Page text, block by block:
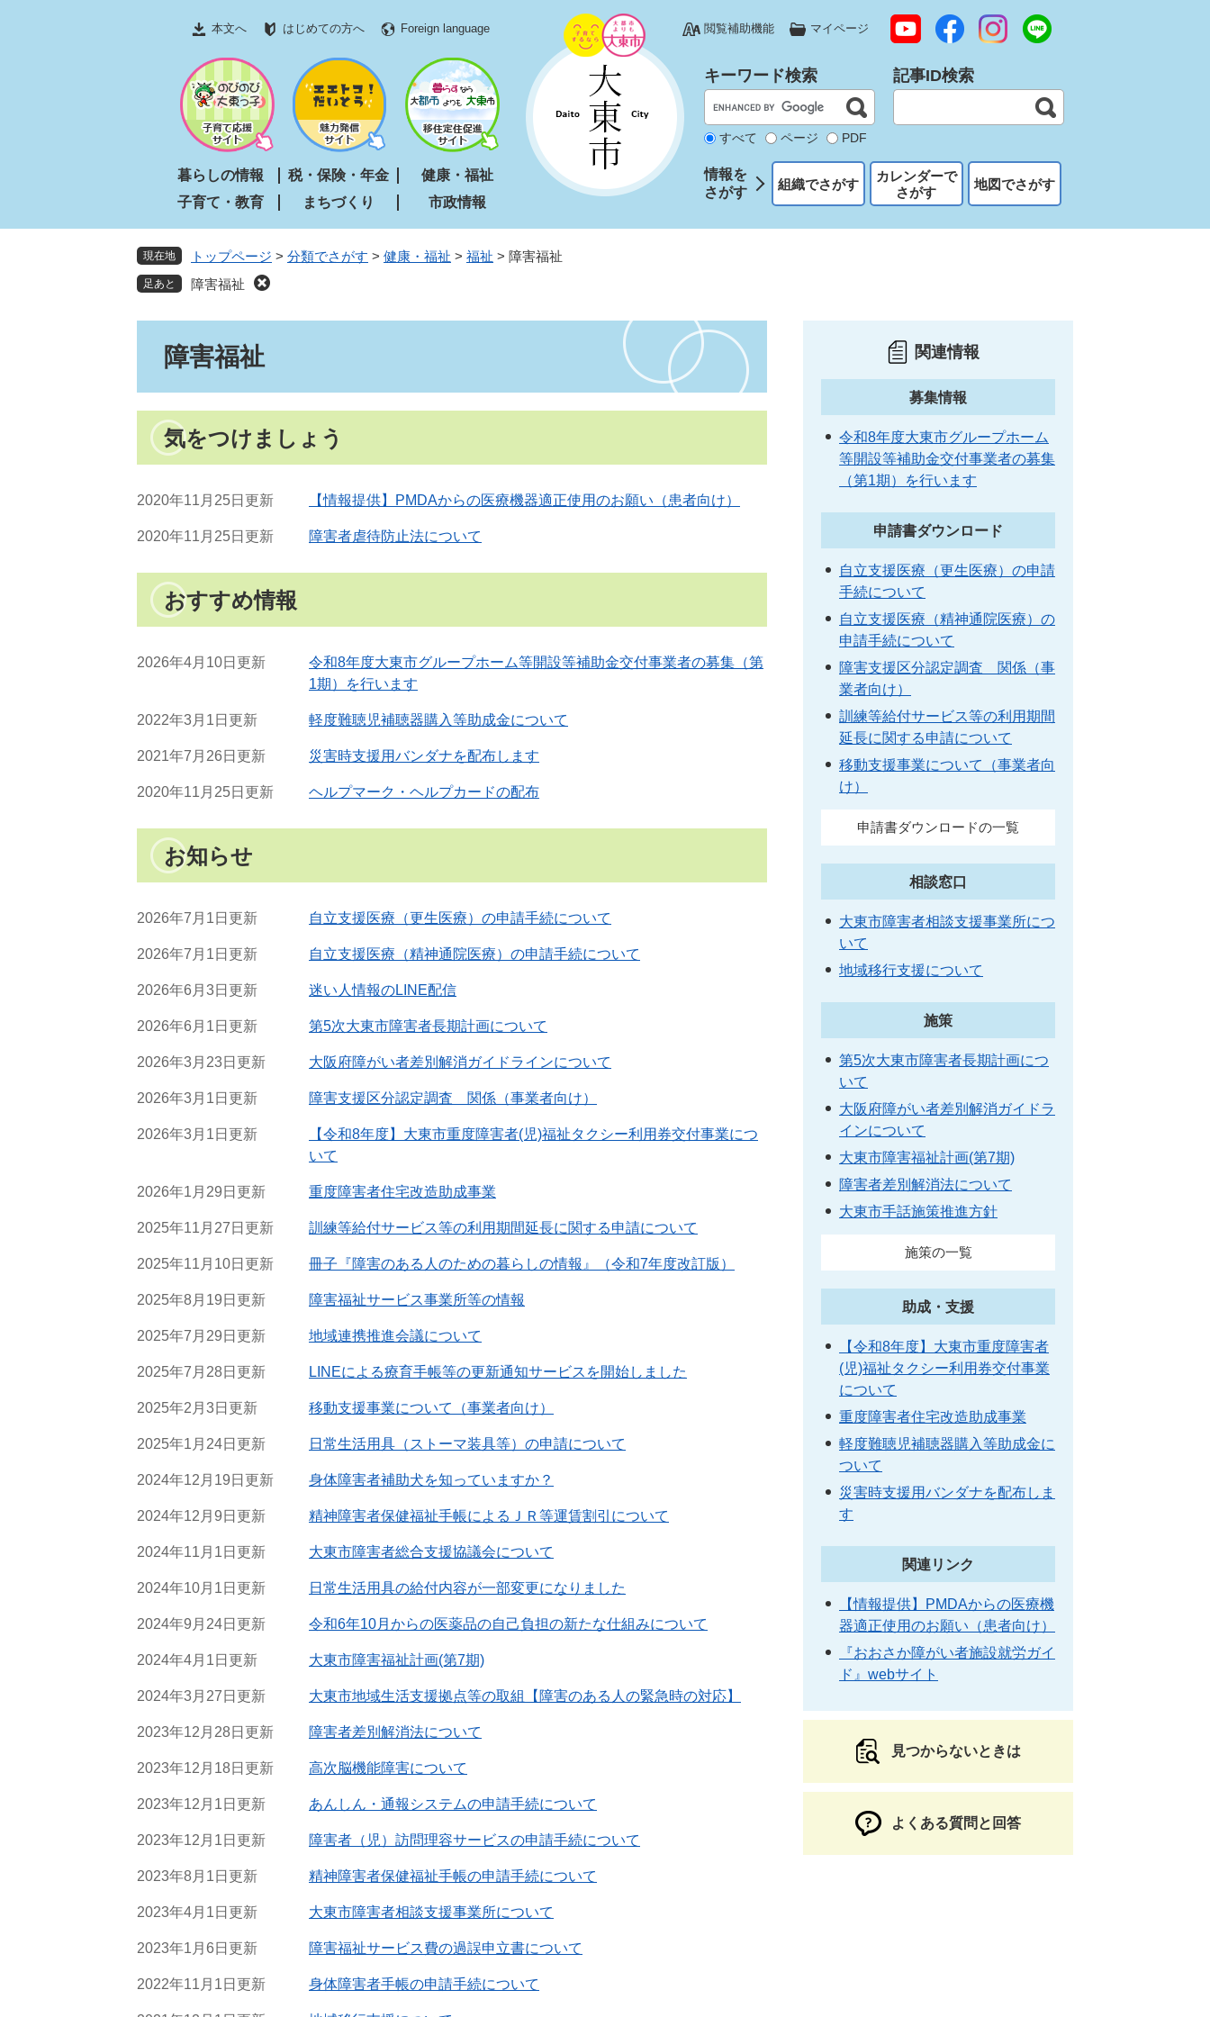
文
本文へ はじめての方へ Foreign language 閲覧補助機能 マイページ
暮らしの情報 税・保険・年金
健康・福祉
子育て・教育
まちづくり 市政情報
キーワード検索
すべて ページ PDF
記事ID検索
情報を
さがす
組織でさがす
カレンダーで
さがす
地図でさがす
現在地 トップページ > 分類でさがす > 健康・福祉 > 福祉 > 障害福祉
障害福祉
障害福祉
気をつけましょう
2020年11月25日更新 【情報提供】PMDAからの医療機器適正使用のお願い（患者向け）
2020年11月25日更新 障害者虐待防止法について
おすすめ情報
2026年4月10日更新
令和8年度大東市グループホーム等開設等補助金交付事業者の募集（第
1期）を行います
2022年3月1日更新 軽度難聴児補聴器購入等助成金について
2021年7月26日更新 災害時支援用バンダナを配布します
2020年11月25日更新 ヘルプマーク・ヘルプカードの配布
お知らせ
2026年7月1日更新 自立支援医療（更生医療）の申請手続について
2026年7月1日更新 自立支援医療（精神通院医療）の申請手続について
2026年6月3日更新 迷い人情報のLINE配信
2026年6月1日更新 第5次大東市障害者長期計画について
2026年3月23日更新 大阪府障がい者差別解消ガイドラインについて
2026年3月1日更新 障害支援区分認定調査 関係（事業者向け）
2026年3月1日更新
【令和8年度】大東市重度障害者(児)福祉タクシー利用券交付事業につ
いて
2026年1月29日更新 重度障害者住宅改造助成事業
2025年11月27日更新 訓練等給付サービス等の利用期間延長に関する申請について
2025年11月10日更新 冊子『障害のある人のための暮らしの情報』（令和7年度改訂版）
2025年8月19日更新 障害福祉サービス事業所等の情報
2025年7月29日更新 地域連携推進会議について
2025年7月28日更新 LINEによる療育手帳等の更新通知サービスを開始しました
2025年2月3日更新 移動支援事業について（事業者向け）
2025年1月24日更新 日常生活用具（ストーマ装具等）の申請について
2024年12月19日更新 身体障害者補助犬を知っていますか？
2024年12月9日更新 精神障害者保健福祉手帳によるＪＲ等運賃割引について
2024年11月1日更新 大東市障害者総合支援協議会について
2024年10月1日更新 日常生活用具の給付内容が一部変更になりました
2024年9月24日更新 令和6年10月からの医薬品の自己負担の新たな仕組みについて
2024年4月1日更新 大東市障害福祉計画(第7期)
2024年3月27日更新 大東市地域生活支援拠点等の取組【障害のある人の緊急時の対応】
2023年12月28日更新 障害者差別解消法について
2023年12月18日更新 高次脳機能障害について
2023年12月1日更新 あんしん・通報システムの申請手続について
2023年12月1日更新 障害者（児）訪問理容サービスの申請手続について
2023年8月1日更新 精神障害者保健福祉手帳の申請手続について
2023年4月1日更新 大東市障害者相談支援事業所について
2023年1月6日更新 障害福祉サービス費の過誤申立書について
2022年11月1日更新 身体障害者手帳の申請手続について
関連情報
募集情報
令和8年度大東市グループホーム
等開設等補助金交付事業者の募集
（第1期）を行います
申請書ダウンロード
自立支援医療（更生医療）の申請
手続について
自立支援医療（精神通院医療）の
申請手続について
障害支援区分認定調査 関係（事
業者向け）
訓練等給付サービス等の利用期間
延長に関する申請について
移動支援事業について（事業者向
け）
申請書ダウンロードの一覧
相談窓口
大東市障害者相談支援事業所につ
いて
地域移行支援について
施策
第5次大東市障害者長期計画につ
いて
大阪府障がい者差別解消ガイドラ
インについて
大東市障害福祉計画(第7期)
障害者差別解消法について
大東市手話施策推進方針
施策の一覧
助成・支援
【令和8年度】大東市重度障害者
(児)福祉タクシー利用券交付事業
について
重度障害者住宅改造助成事業
軽度難聴児補聴器購入等助成金に
ついて
災害時支援用バンダナを配布しま
す
関連リンク
【情報提供】PMDAからの医療機
器適正使用のお願い（患者向け）
『おおさか障がい者施設就労ガイ
ド』webサイト
見つからないときは
よくある質問と回答